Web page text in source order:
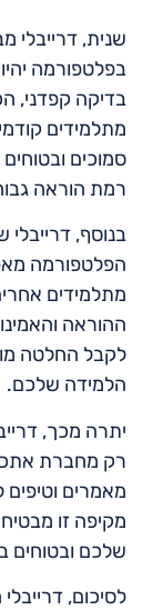
שנית, דרייבלי
בפלטפורמה
בדיקה קפדני,
מתלמידים
סמוכים
רמת הוראה
בנוסף,
הפלטפורמה
מתלמידים
ההוראה
לקבל החלטה
הלמידה שלכם.
יתרה מכך,
רק מחברת
מאמרים
מקיפה זו
שלכם ובטוחים
לסיכום,